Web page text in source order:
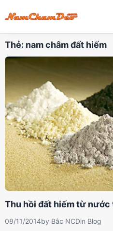
Thẻ: nam châm đất hiếm
Thu hồi đất hiếm từ nước
08/11/2014by Bắc NCDin Blog